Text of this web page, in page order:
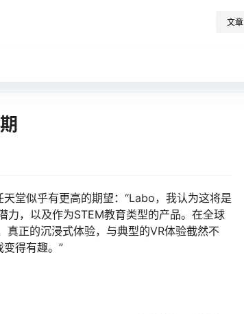
文章
堂似乎有更高的期望：“Labo，我认为这将是
，以及作为STEM教育类型的产品。在全球
正的沉浸式体验，与典型的VR体验截然不
得有趣。”